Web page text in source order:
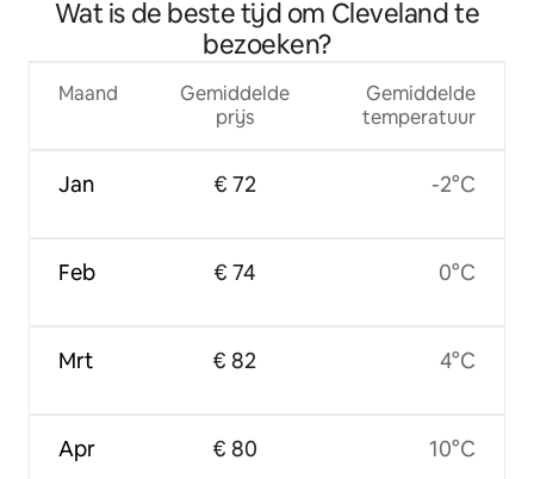
Wat is de beste tijd om Cleveland te
bezoeken?
Maand
Jan
Feb
Mrt
Apr
Gemiddelde
prijs
€ 72
€ 74
€ 82
€ 80
Gemiddelde
temperatuur
-2°C
0°C
4°C
10°C